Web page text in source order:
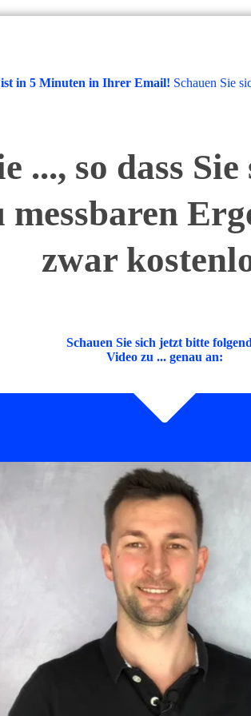
in 5 Minuten in Ihrer Email! Schauen Sie
..., so dass
zwar
Schauen Sie sich jetzt bitte
Video zu ... genau an: